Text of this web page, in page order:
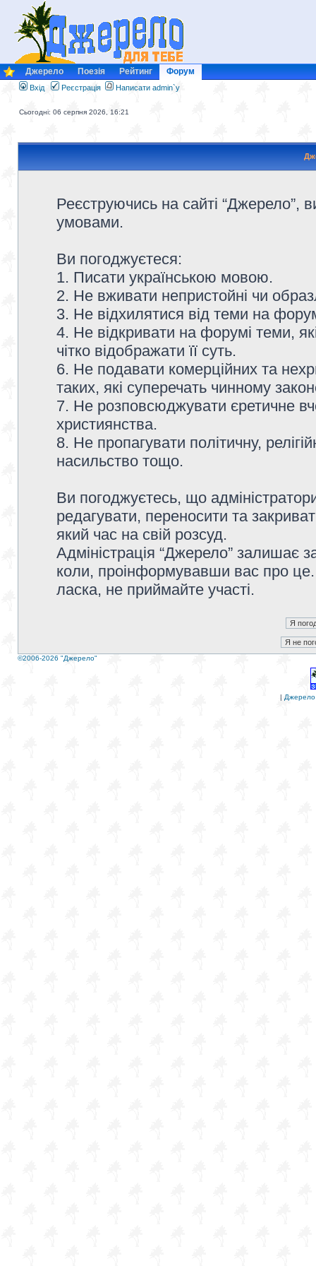
Джерело Поезія Рейтинг Форум
Вхід Реєстрація Написати admin`у
Сьогодні: 06 серпня 2026, 16:21
Реєструючись на сайті “Джерело”,
умовами.
Ви погоджуєтеся:
1. Писати українською мовою.
2. Не вживати непристойні чи
3. Не відхилятися від теми на
4. Не відкривати на форумі теми,
чітко відображати її суть.
6. Не подавати комерційних та
таких, які суперечать чинному
7. Не розповсюджувати єретичне
християнства.
8. Не пропагувати політичну,
насильство тощо.
Ви погоджуєтесь, що
редагувати, переносити та
який час на свій розсуд.
Адміністрація “Джерело” залишає
коли, проінформувавши вас про
ласка, не приймайте участі.
©2006-2026 "Джерело"
| Джерело